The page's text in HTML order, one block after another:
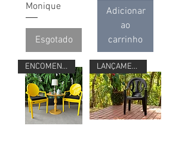
Monique
Esgotado
Adicionar
ao
carrinho
ENCOMENDA LANÇAMENTO